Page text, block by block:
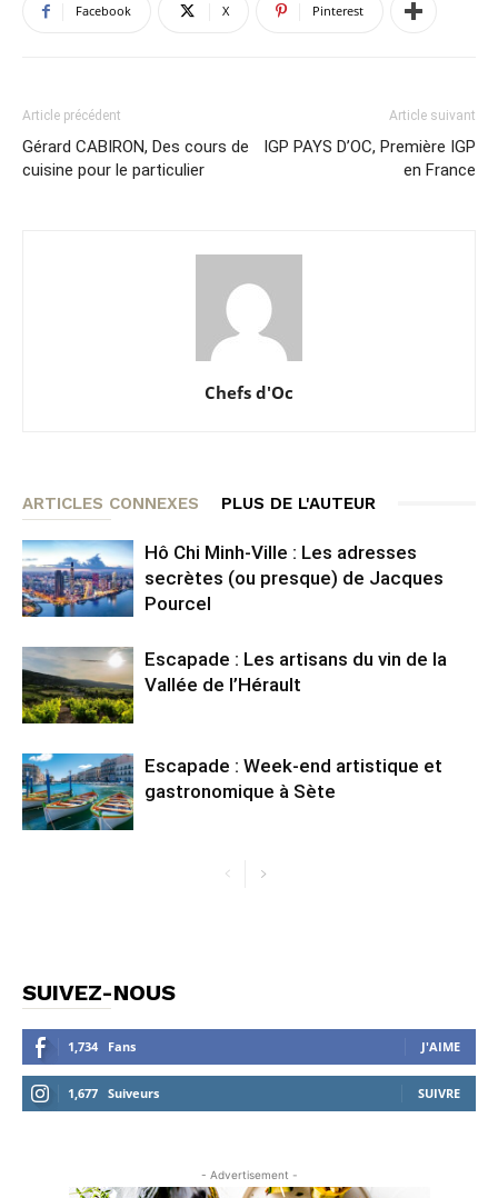
Facebook X Pinterest
Article précédent
Gérard CABIRON, Des cours de
cuisine pour le particulier
Article suivant
IGP PAYS D’OC, Première IGP
en France
Chefs d'Oc
ARTICLES CONNEXES PLUS DE L'AUTEUR
Hô Chi Minh-Ville : Les adresses
secrètes (ou presque) de Jacques
Pourcel
Escapade : Les artisans du vin de la
Vallée de l’Hérault
Escapade : Week-end artistique et
gastronomique à Sète
SUIVEZ-NOUS
1,734 Fans J'AIME
1,677 Suiveurs SUIVRE
- Advertisement -